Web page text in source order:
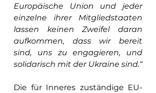
Europäische Union und jeder
einzelne ihrer Mitgliedstaaten
lassen keinen Zweifel daran
aufkommen, dass wir bereit
sind, uns zu engagieren, und
solidarisch mit der Ukraine sind.“
Die für Inneres zuständige EU-